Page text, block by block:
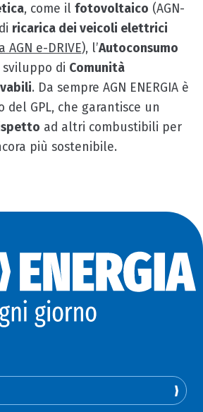
, come il fotovoltaico (AGN-
ricarica dei veicoli elettrici
e-DRIVE), l’Autoconsumo
sviluppo di Comunità
. Da sempre AGN ENERGIA è
del GPL, che garantisce un
ad altri combustibili per
più sostenibile.